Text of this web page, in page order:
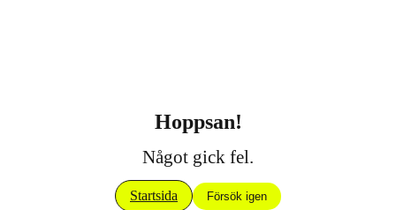
Hoppsan!
Något gick fel.
Startsida Försök igen